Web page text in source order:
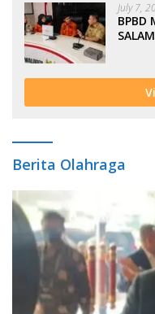
July 7,
BPBD
Berita Olahraga